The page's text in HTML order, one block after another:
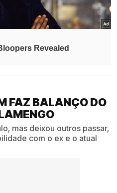
FAZ BALANÇO DO
mas deixou outros passar,
com o ex e o atual